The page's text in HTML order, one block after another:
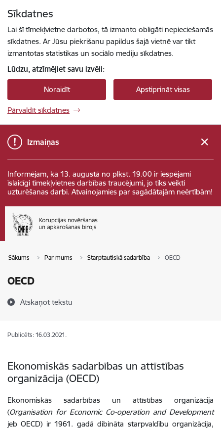
Sīkdatnes
Lai šī tīmekļvietne darbotos, tā izmanto obligāti nepieciešamās
sīkdatnes. Ar Jūsu piekrišanu papildus šajā vietnē var tikt
izmantotas statistikas un sociālo mediju sīkdatnes.
Lūdzu, atzīmējiet savu izvēli:
Noraidīt Apstiprināt visas
Pārvaldīt sīkdatnes
Izmaiņas
Informējam, ka 13. augustā no plkst. 19.00 ir iespējami
īslaicīgi tīmekļvietnes darbības traucējumi, jo tiks veikti
uzturēšanas darbi. Atvainojamies par sagādātajām neērtībām!
Sākums Par mums Starptautiskā sadarbība OECD
OECD
Atskaņot tekstu
Publicēts: 16.03.2021.
Ekonomiskās sadarbības un attīstības
organizācija (OECD)
Ekonomiskās sadarbības un attīstības organizācija
(Organisation for Economic Co-operation and Development
jeb OECD) ir 1961. gadā dibināta starpvaldību organizācija,